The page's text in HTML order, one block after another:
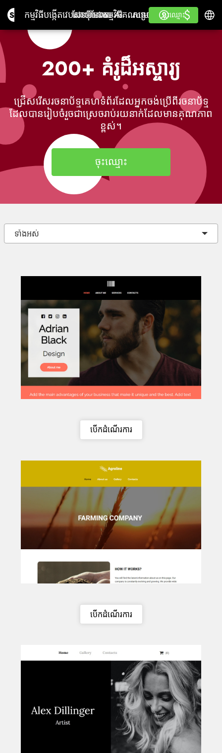
Site.proកម្មវិធីបង្កើតវេបសាយដោយ AI
កម្មវិធីបង្កើតវេបសាយដោយ AI
ដែន
ដែនអ៊ីមែល
អ៊ីមែលកម្មវិធី​គណនេយ្យ
កម្មវិធី​គណនេយ្យសម្រាប់អ្នកលក់បន្តស្លាក
សម្រាប់អ្នកលក់បន្ត
ស្លាកពណ៌ស
រៀន
រៀន
ចុះឈ្មោះ
ចុះឈ្មោះ
ចូលគណនី
$
$ ភាសា
200+ គំរូដ៏អស្ចារ្យ
ជ្រើសរើសរចនាប័ទ្មគេហទំព័រដែលអ្នកចង់ប្រើពីរចនាប័ទ្ម
ដែលបានរៀបចំរួចជាស្រេចរាប់រយនាក់ដែលមានគុណភាព
ខ្ពស់។
ចុះឈ្មោះ
ទាំងអស់
បើកដំណើរការ
បើកដំណើរការ